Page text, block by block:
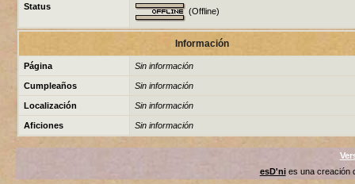
Status (Offline)
Información
Página Sin información
Cumpleaños Sin información
Localización Sin información
Aficiones Sin información
esD'nies una creación